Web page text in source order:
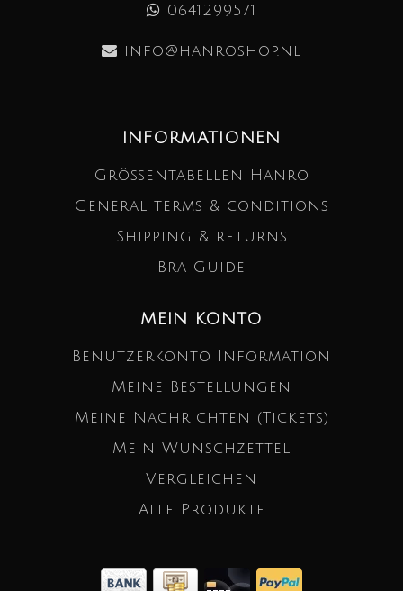
0641299571
info@hanroshop.nl
INFORMATIONEN
Größentabellen Hanro
General terms & conditions
Shipping & returns
Bra Guide
MEIN KONTO
Benutzerkonto Information
Meine Bestellungen
Meine Nachrichten (Tickets)
Mein Wunschzettel
Vergleichen
Alle Produkte